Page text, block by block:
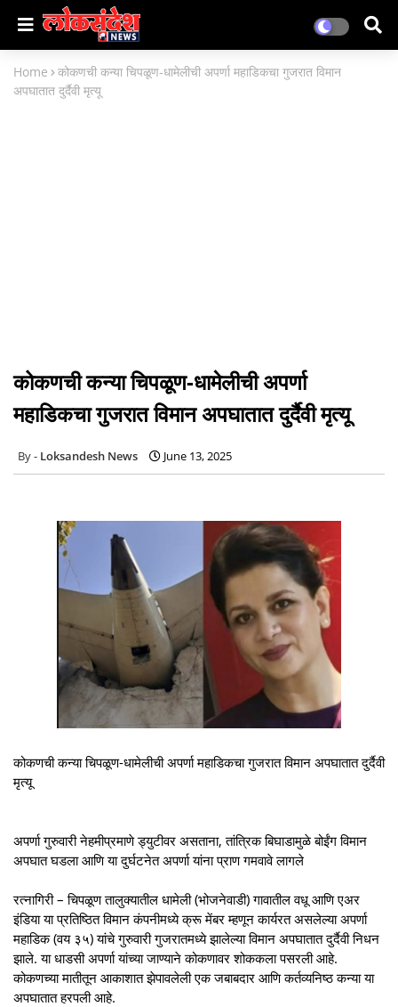
Home
कोकणची कन्या चिपळूण-धामेलीची अपर्णा महाडिकचा गुजरात विमान
अपघातात दुर्दैवी मृत्यू
कोकणची कन्या चिपळूण-धामेलीची अपर्णा
महाडिकचा गुजरात विमान अपघातात दुर्दैवी मृत्यू
Loksandesh News June 13, 2025
कोकणची कन्या चिपळूण-धामेलीची अपर्णा महाडिकचा गुजरात विमान अपघातात दुर्दैवी
मृत्यू
अपर्णा गुरुवारी नेहमीप्रमाणे ड्युटीवर असताना, तांत्रिक बिघाडामुळे बोईंग विमान
अपघात घडला आणि या दुर्घटनेत अपर्णा यांना प्राण गमवावे लागले
रत्नागिरी – चिपळूण तालुक्यातील धामेली (भोजनेवाडी) गावातील वधू आणि एअर
इंडिया या प्रतिष्ठित विमान कंपनीमध्ये क्रू मेंबर म्हणून कार्यरत असलेल्या अपर्णा
महाडिक (वय ३५) यांचे गुरुवारी गुजरातमध्ये झालेल्या विमान अपघातात दुर्दैवी निधन
झाले. या धाडसी अपर्णा यांच्या जाण्याने कोकणावर शोककला पसरली आहे.
कोकणच्या मातीतून आकाशात झेपावलेली एक जबाबदार आणि कर्तव्यनिष्ठ कन्या या
अपघातात हरपली आहे.